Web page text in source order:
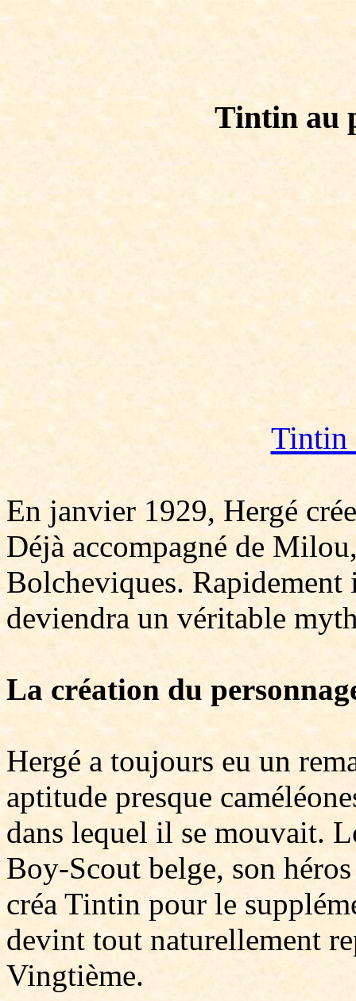
Tintin au
Tintin
En janvier 1929, Hergé
Déjà accompagné de
Bolcheviques.
deviendra un véritable
La création du
Hergé a toujours eu un
aptitude presque
dans lequel il se mouvait.
Boy-Scout belge, son
créa Tintin pour le
devint tout naturellement
Vingtième.